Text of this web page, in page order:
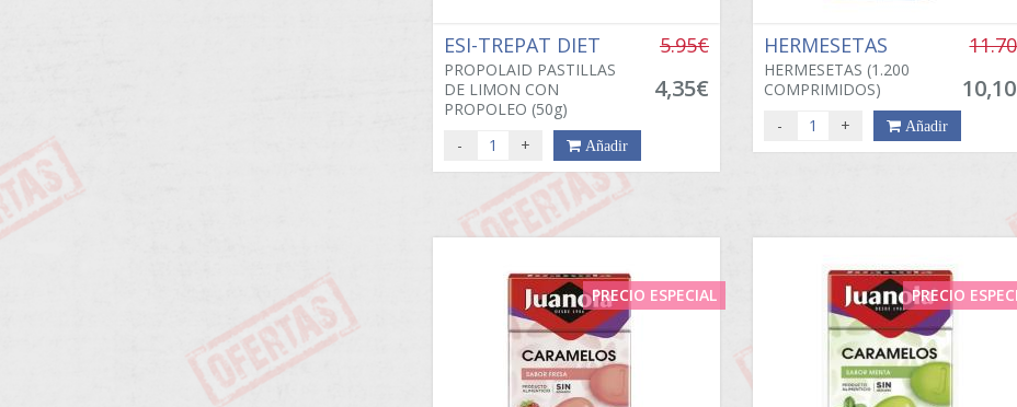
ESI-TREPAT DIET
PROPOLAID PASTILLAS
DE LIMON CON
PROPOLEO (50g)
5.95€
4,35€
- + Añadir
HERMESETAS
HERMESETAS (1.200
COMPRIMIDOS)
- + Añadir
PRECIO ESPECIAL PRECIO